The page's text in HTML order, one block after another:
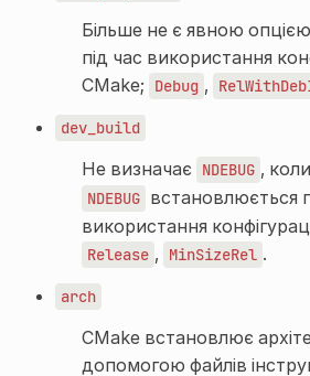
Більше не є явною
під час використання
CMake;
Debug ,
dev_build
Не визначає NDEBUG ,
NDEBUG встановлюється
використання
Release , MinSizeRel .
arch
CMake встановлює
допомогою файлів